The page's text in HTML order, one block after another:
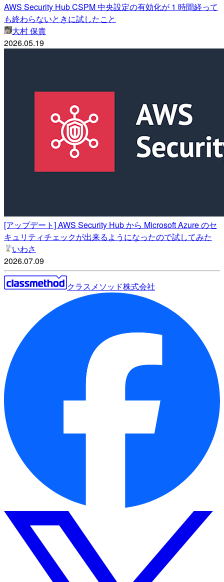
AWS Security Hub CSPM 中央設定の有効化が 1 時間経って
も終わらないときに試したこと
大村 保貴
2026.05.19
[アップデート] AWS Security Hub から Microsoft Azure のセ
キュリティチェックが出来るようになったので試してみた
いわさ
2026.07.09
クラスメソッド株式会社